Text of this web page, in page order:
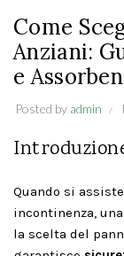
Come
Anziani:
e
Posted by admin
Quando si
incontinenza,
la scelta del